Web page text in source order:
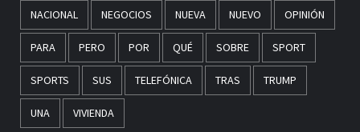
NACIONAL NEGOCIOS NUEVA NUEVO OPINIÓN
PARA PERO POR QUÉ SOBRE SPORT
SPORTS SUS TELEFÓNICA TRAS TRUMP
UNA VIVIENDA